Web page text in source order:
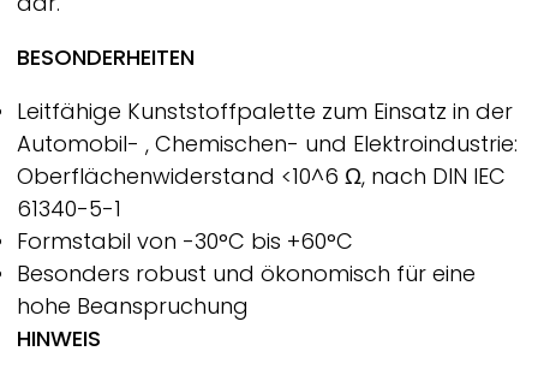
BESONDERHEITEN
Leitfähige Kunststoffpalette zum Einsatz in der
Automobil- , Chemischen- und Elektroindustrie:
Oberflächenwiderstand <10^6 Ω, nach DIN IEC
61340-5-1
Formstabil von -30°C bis +60°C
Besonders robust und ökonomisch für eine
hohe Beanspruchung
HINWEIS